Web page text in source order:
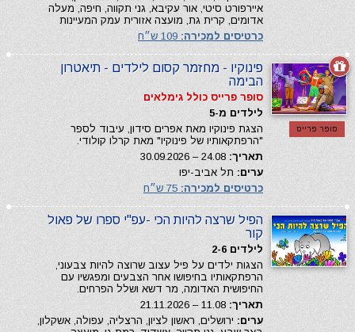
איירפורט סיטי, אור עקיבא, גני תקווה, חיפה, מעלה
אדומים, קרית גת, מועצה אזורית עמק המעיינות
כרטיסים למכירה:
סופר פרייס
פינוקיו - מחזמר קסום לילדים - תיאטרון
הבימה
סופר פרייס כולל גימלאים
לילדים מ-5
הצגת פינוקיו מאת אפרים סידון, עיבוד לספר
"הרפתקאותיו של פינוקיו" מאת קרלו קולודי.
תאריך:
ערים: תל אביב-יפו
כרטיסים למכירה:
הפיל שרצה להיות הכי -עפ"י ספרו של פאול
קור
לילדים 2-6
הצגות ילדים על פיל עצוב שרוצה להיות צבעוני,
הרפתקאותיו בחיפושו אחר הצבעים ומפגשיו עם
החיפושית האדומה, מר דשא ושלל הפרחים.
תאריך:
ערים: ירושלים, ראשון לציון, הרצליה, עפולה, אשקלון,